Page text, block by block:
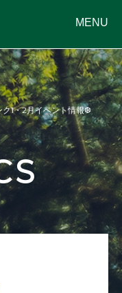
MENU
1・2月イベント情報❆